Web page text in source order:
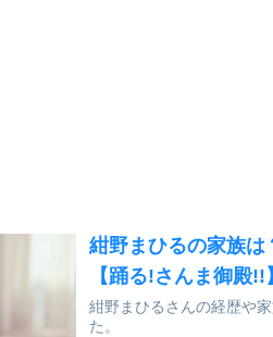
紺野まひるの家族は
【踊る!さんま御殿!!
紺野まひるさんの経歴や
た。